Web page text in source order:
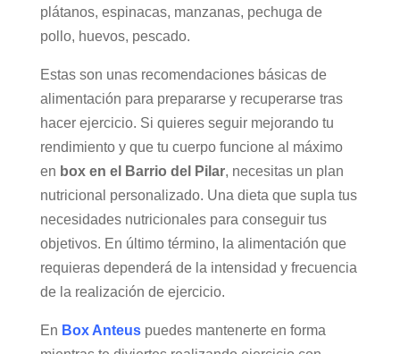
plátanos, espinacas, manzanas, pechuga de
pollo, huevos, pescado.
Estas son unas recomendaciones básicas de
alimentación para prepararse y recuperarse tras
hacer ejercicio. Si quieres seguir mejorando tu
rendimiento y que tu cuerpo funcione al máximo
en box en el Barrio del Pilar, necesitas un plan
nutricional personalizado. Una dieta que supla tus
necesidades nutricionales para conseguir tus
objetivos. En último término, la alimentación que
requieras dependerá de la intensidad y frecuencia
de la realización de ejercicio.
En Box Anteuspuedes mantenerte en forma